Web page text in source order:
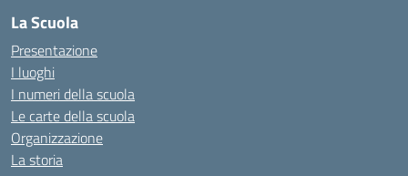
La Scuola
Presentazione
I luoghi
I numeri della scuola
Le carte della scuola
Organizzazione
La storia